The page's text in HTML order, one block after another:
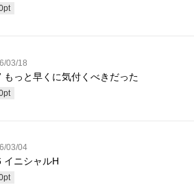
pt
03/18
もっと早くに気付くべきだった
pt
03/04
イニシャルH
pt